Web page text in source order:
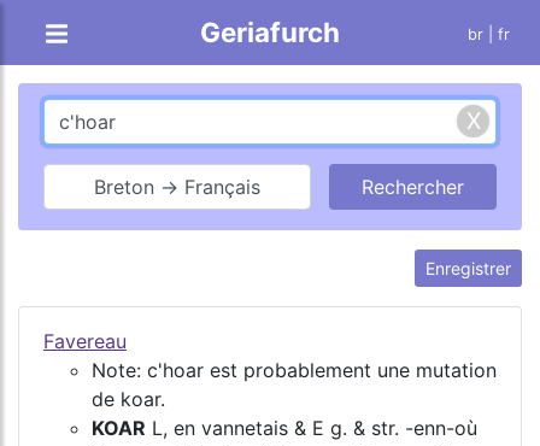
Geriafurch br | fr
Breton → Français
Enregistrer
Favereau
Note: c'hoar est probablement une mutation
de koar.
KOAR L, en vannetais & E g. & str. -enn-où